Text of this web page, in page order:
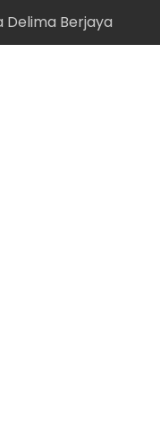
Delima Berjaya